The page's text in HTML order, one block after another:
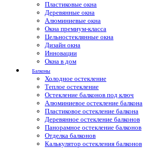
Пластиковые окна
Деревянные окна
Алюминиевые окна
Окна премиум-класса
Цельностеклянные окна
Дизайн окна
Инновации
Окна в дом
Балконы
Холодное остекление
Теплое остекление
Остекление балконов под ключ
Алюминиевое остекление балкона
Пластиковое остекление балкона
Деревянное остекление балконов
Панорамное остекление балконов
Отделка балконов
Калькулятор остекления балконов